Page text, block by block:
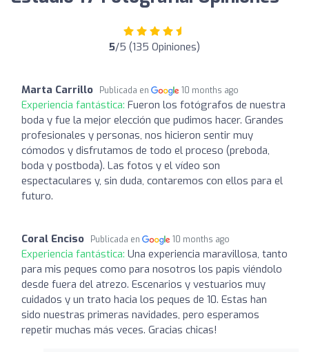
5/5 (135 Opiniones)
Marta Carrillo Publicada en 10 months ago
Experiencia fantástica: Fueron los fotógrafos de nuestra
boda y fue la mejor elección que pudimos hacer. Grandes
profesionales y personas, nos hicieron sentir muy
cómodos y disfrutamos de todo el proceso (preboda,
boda y postboda). Las fotos y el vídeo son
espectaculares y, sin duda, contaremos con ellos para el
futuro.
Coral Enciso Publicada en 10 months ago
Experiencia fantástica: Una experiencia maravillosa, tanto
para mis peques como para nosotros los papis viéndolo
desde fuera del atrezo. Escenarios y vestuarios muy
cuidados y un trato hacia los peques de 10. Estas han
sido nuestras primeras navidades, pero esperamos
repetir muchas más veces. Gracias chicas!